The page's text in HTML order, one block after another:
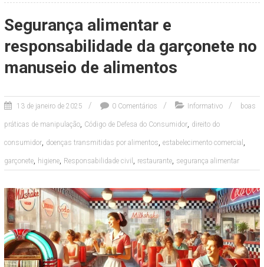
Segurança alimentar e
responsabilidade da garçonete no
manuseio de alimentos
13 de janeiro de 2025 0 Comentários Informativo boas
práticas de manipulação, Código de Defesa do Consumidor, direito do
consumidor, doenças transmitidas por alimentos estabelecimento comercial
garçonete, higiene, Responsabilidade civil restaurante, segurança alimentar